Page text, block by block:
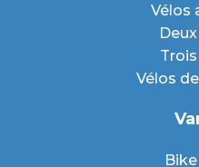
Vélos
Vélos